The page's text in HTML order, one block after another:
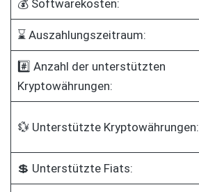
💰 Softwarekosten:
⌛ Auszahlungszeitraum:
#️⃣ Anzahl der unterstützten
Kryptowährungen:
💱 Unterstützte Kryptowährungen:
💲 Unterstützte Fiats: